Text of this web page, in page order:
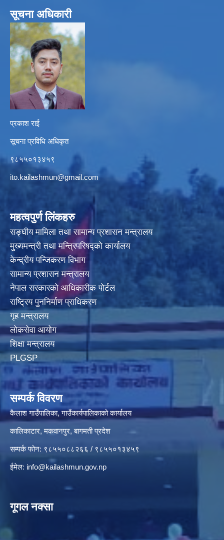
सूचना अधिकारी
प्रकाश राई
सूचना प्रविधि अधिकृत
९८५५०१३४५९
ito.kailashmun@gmail.com
महत्वपुर्ण लिंकहरु
सङ्घीय मामिला तथा सामान्य प्रशासन मन्त्रालय
मुख्यमन्त्री तथा मन्त्रिपरिषद्‍को कार्यालय
केन्द्रीय पन्जिकरण विभाग
सामान्य प्रशासन मन्त्रालय
नेपाल सरकारको आधिकारीक पोर्टल
राष्ट्रिय पुननिर्माण प्राधिकरण
गृह मन्त्रालय
लोकसेवा आयोग
शिक्षा मन्त्रालय
PLGSP
सम्पर्क विवरण
कैलाश गाउँपालिका, गाउँकार्यपालिकाको कार्यालय
कालिकाटार, मकवानपुर, बागमती प्रदेश
सम्पर्क फोन: ९८५५०८८२६६ / ९८५५०१३४५९
ईमेल: info@kailashmun.gov.np
गूगल नक्सा